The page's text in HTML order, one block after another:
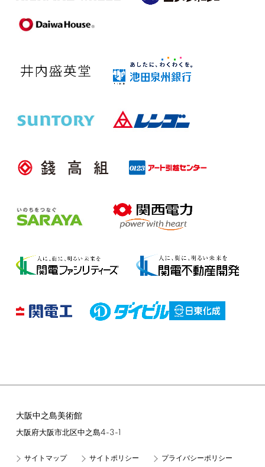
大阪中之島美術館
大阪府大阪市北区中之島4-3-1
サイトマップ サイトポリシー プライバシーポリシー